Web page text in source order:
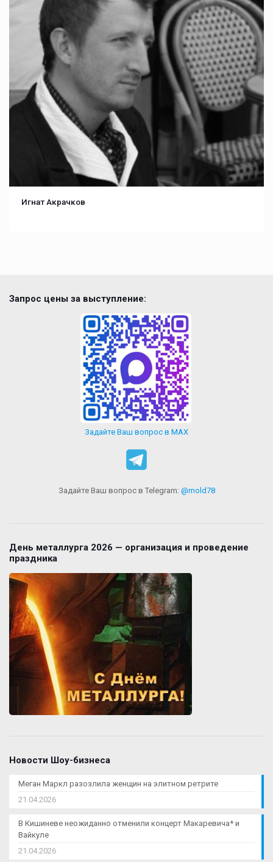
Игнат Акрачков
Запрос цены за выступление:
Задайте Ваш вопрос в MAX
Задайте Ваш вопрос в Telegram: @mold78
День металлурга 2026 — организация и проведение
праздника
Новости Шоу-бизнеса
Меган Маркл разозлила женщин на элитном ретрите
21.04.2026
В Кишиневе неожиданно отменили концерт Макаревича* и
Вайкуле
21.04.2026